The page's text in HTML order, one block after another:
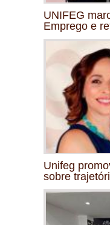
UNIFEG
Emprego e
Unifeg
sobre